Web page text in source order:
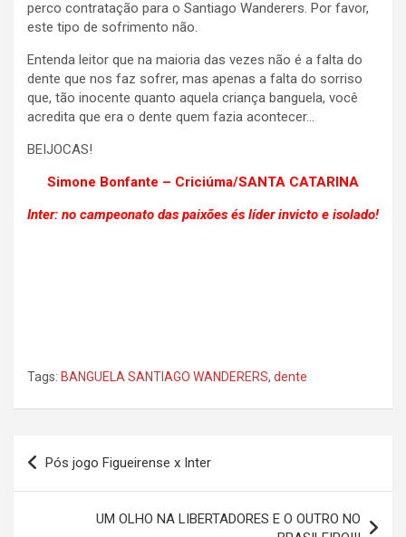
perco contratação para o Santiago Wanderers. Por favor,
este tipo de sofrimento não.
Entenda leitor que na maioria das vezes não é a falta do
dente que nos faz sofrer, mas apenas a falta do sorriso
que, tão inocente quanto aquela criança banguela, você
acredita que era o dente quem fazia acontecer…
BEIJOCAS!
Simone Bonfante – Criciúma/SANTA CATARINA
Inter: no campeonato das paixões és líder invicto e isolado!
Tags: BANGUELA SANTIAGO WANDERERS, dente
Navegação
de
Pós jogo Figueirense x Inter
UM OLHO NA LIBERTADORES E O OUTRO NO